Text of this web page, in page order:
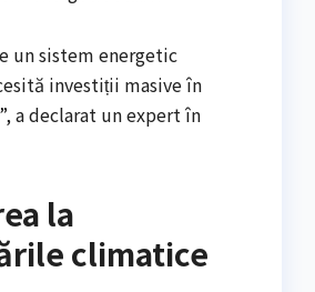
un sistem energetic
investiții masive în
a declarat un expert în
la
climatice